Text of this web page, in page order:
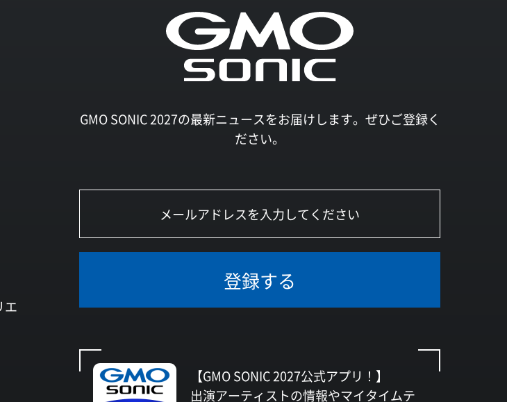
エ
GMO SONIC 2027の最新ニュースをお届けします。ぜひご登録く
ださい。
登録する
【GMO SONIC 2027公式アプリ！】
出演アーティストの情報やマイタイムテ